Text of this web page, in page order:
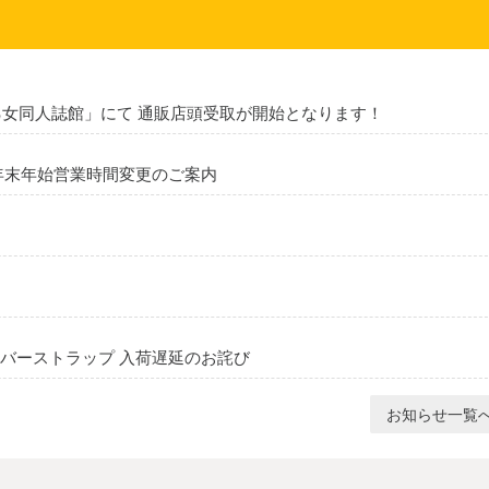
同人誌館」にて 通販店頭受取が開始となります！
年始営業時間変更のご案内
ーストラップ 入荷遅延のお詫び
お知らせ一覧